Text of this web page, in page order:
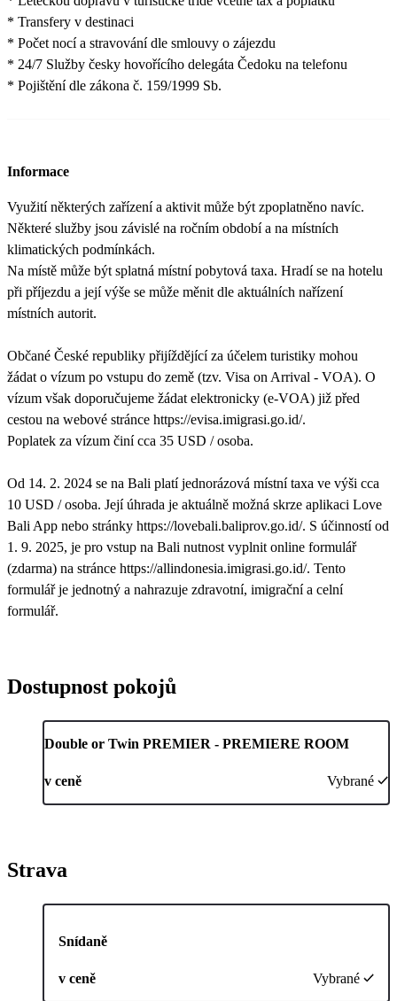
* Transfery v destinaci
* Počet nocí a stravování dle smlouvy o zájezdu
* 24/7 Služby česky hovořícího delegáta Čedoku na telefonu
* Pojištění dle zákona č. 159/1999 Sb.
Informace
Využití některých zařízení a aktivit může být zpoplatněno navíc.
Některé služby jsou závislé na ročním období a na místních
klimatických podmínkách.
Na místě může být splatná místní pobytová taxa. Hradí se na hotelu
při příjezdu a její výše se může měnit dle aktuálních nařízení
místních autorit.
Občané České republiky přijíždějící za účelem turistiky mohou
žádat o vízum po vstupu do země (tzv. Visa on Arrival - VOA). O
vízum však doporučujeme žádat elektronicky (e-VOA) již před
cestou na webové stránce https://evisa.imigrasi.go.id/.
Poplatek za vízum činí cca 35 USD / osoba.
Od 14. 2. 2024 se na Bali platí jednorázová místní taxa ve výši cca
10 USD / osoba. Její úhrada je aktuálně možná skrze aplikaci Love
Bali App nebo stránky https://lovebali.baliprov.go.id/. S účinností od
1. 9. 2025, je pro vstup na Bali nutnost vyplnit online formulář
(zdarma) na stránce https://allindonesia.imigrasi.go.id/. Tento
formulář je jednotný a nahrazuje zdravotní, imigrační a celní
formulář.
Dostupnost pokojů
Double or Twin PREMIER - PREMIERE ROOM
v ceně Vybrané
Strava
Snídaně
v ceně Vybrané